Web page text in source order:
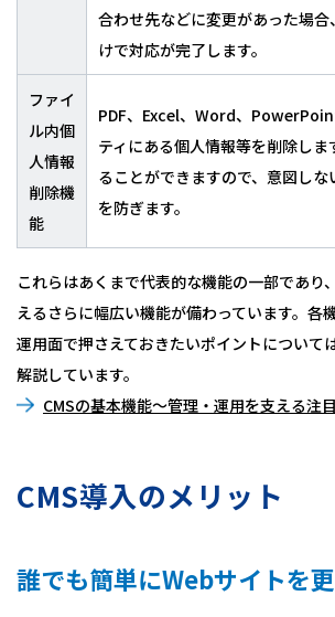
合わせ先などに変更があった場
けで対応が完了します。
ファイ
ル内個
人情報
削除機
能
PDF、Excel、Word、
ティにある個人情報等を削除しま
ることができますので、意図しな
を防ぎます。
これらはあくまで代表的な機能の一部であり
えるさらに幅広い機能が備わっています。各
運用面で押さえておきたいポイントについて
解説しています。
CMSの基本機能～管理・運用を支える注
CMS導入のメリット
誰でも簡単にWebサイトを